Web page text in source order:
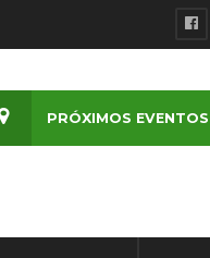
PRÓXIMOS EVENTOS